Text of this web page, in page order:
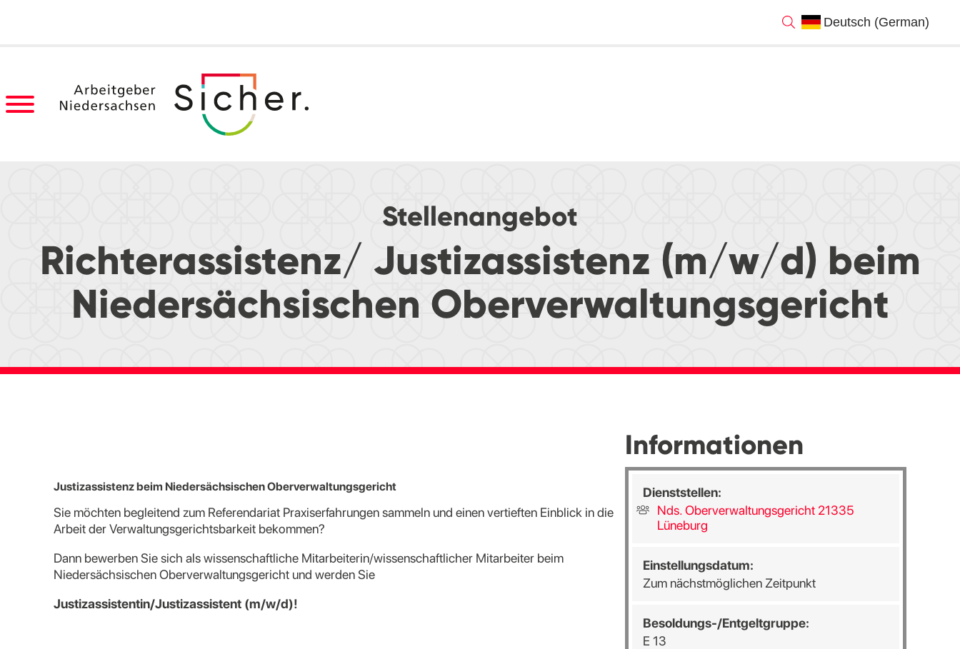
Stellenangebot
Richterassistenz/ Justizassistenz (m/w/d) beim
Niedersächsischen Oberverwaltungsgericht
Justizassistenz beim Niedersächsischen Oberverwaltungsgericht
Sie möchten begleitend zum Referendariat Praxiserfahrungen sammeln und einen vertieften Einblick in die
Arbeit der Verwaltungsgerichtsbarkeit bekommen?
Dann bewerben Sie sich als wissenschaftliche Mitarbeiterin/wissenschaftlicher Mitarbeiter beim
Niedersächsischen Oberverwaltungsgericht und werden Sie
Justizassistentin/Justizassistent (m/w/d)!
Informationen
Dienststellen:
Nds. Oberverwaltungsgericht 21335
Lüneburg
Einstellungsdatum:
Zum nächstmöglichen Zeitpunkt
Besoldungs-/Entgeltgruppe:
E 13